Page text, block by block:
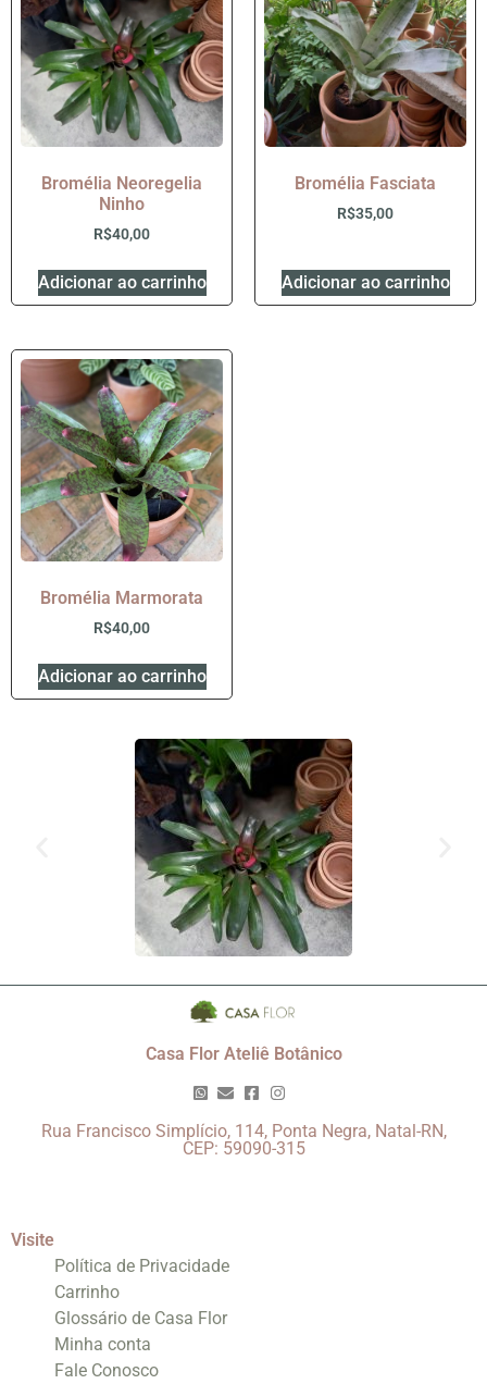
Bromélia Neoregelia
Ninho
R$40,00
Adicionar ao carrinho
Bromélia Fasciata
R$35,00
Adicionar ao carrinho
Bromélia Marmorata
R$40,00
Adicionar ao carrinho
Casa Flor Ateliê Botânico
Rua Francisco Simplício, 114, Ponta Negra, Natal-RN,
CEP: 59090-315
Visite
Política de Privacidade
Carrinho
Glossário de Casa Flor
Minha conta
Fale Conosco